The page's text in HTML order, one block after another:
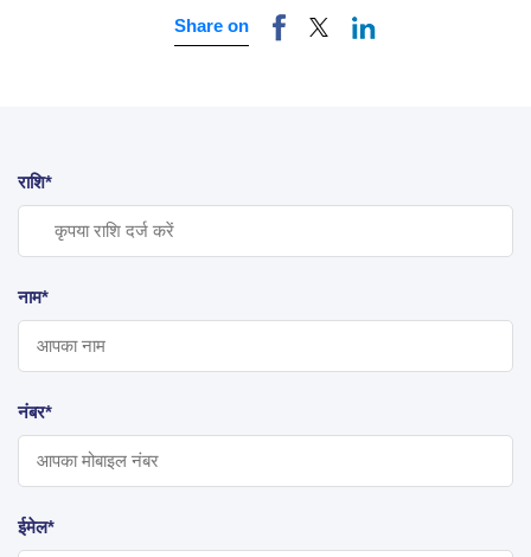
Share on
राशि*
नाम*
नंबर*
ईमेल*